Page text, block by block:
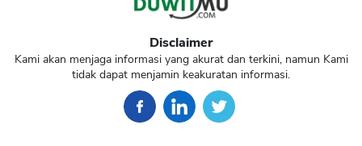
Disclaimer
Kami akan menjaga informasi yang akurat dan terkini, namun Kami
tidak dapat menjamin keakuratan informasi.